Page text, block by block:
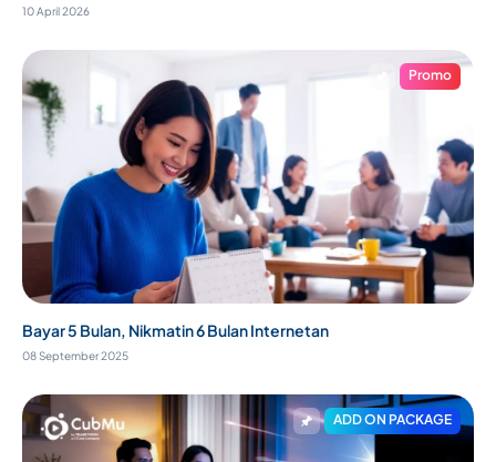
10 April 2026
Promo
Bayar 5 Bulan, Nikmatin 6 Bulan Internetan
08 September 2025
ADD ON PACKAGE